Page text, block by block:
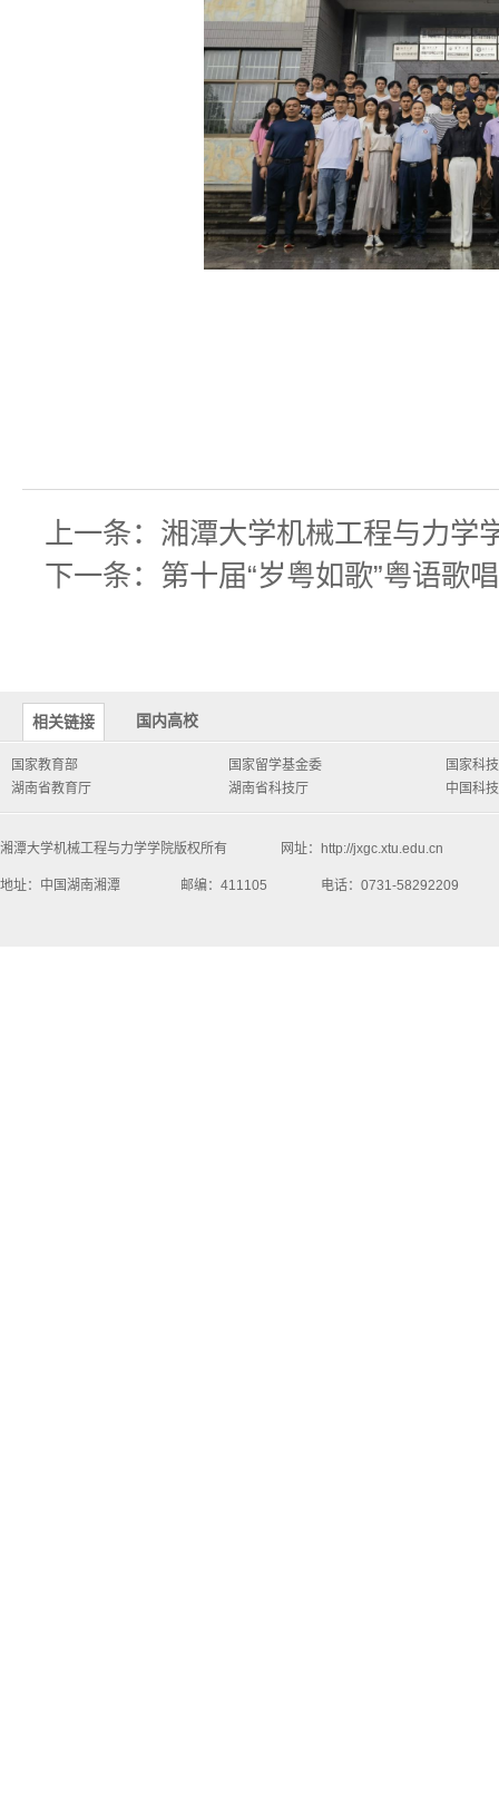
上一条： 湘潭大学机械工程与力学
下一条： 第十届“岁粤如歌”粤语歌
相关链接 国内高校
国家教育部 国家留学基金委
国家科
湖南省教育厅
湖南省科技厅 中国科
湘潭大学机械工程与力学学院版权所有 网址：http://jxgc.xtu.edu.cn
地址：中国湖南湘潭 邮编：411105 电话：0731-58292209